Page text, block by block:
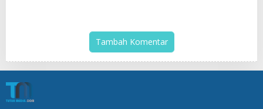
Tambah Komentar